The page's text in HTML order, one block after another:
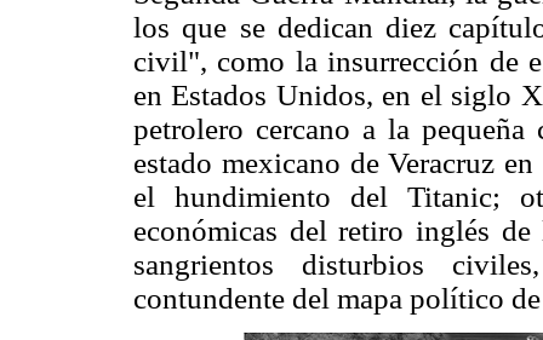
los que se dedican diez
civil", como la insurrección de
en Estados Unidos, en el siglo
petrolero cercano a la
estado mexicano de Veracruz
el hundimiento del Titanic;
económicas del retiro inglés
sangrientos disturbios
contundente del mapa político